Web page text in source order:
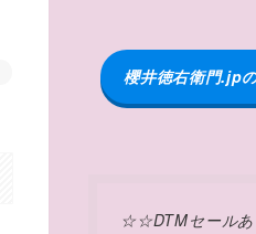
櫻井徳右衛門.jp
☆☆DTMセールあ